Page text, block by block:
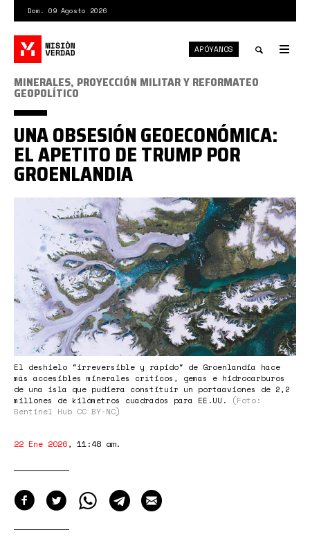
contenido
principal
Dom. 09 Agosto 2026
APÓYANOS
51966500298_092cb04535_k.jpg
El deshielo "irreversible y rápido" de Groenlandia hace
más accesibles minerales críticos, gemas e hidrocarburos
de una isla que pudiera constituir un portaaviones de 2,2
millones de kilómetros cuadrados para EE.UU.
(Foto:
Sentinel Hub CC BY-NC)
MINERALES, PROYECCIÓN MILITAR Y REFORMATEO
GEOPOLÍTICO
UNA OBSESIÓN GEOECONÓMICA:
EL APETITO DE TRUMP POR
GROENLANDIA
22 Ene 2026, 11:48 am.